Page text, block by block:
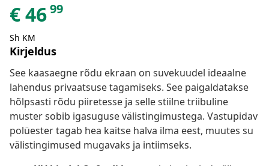
€4699
Sh KM
Kirjeldus
See kaasaegne rõdu ekraan on suvekuudel ideaalne
lahendus privaatsuse tagamiseks. See paigaldatakse
hõlpsasti rõdu piiretesse ja selle stiilne triibuline
muster sobib igasuguse välistingimustega. Vastupidav
polüester tagab hea kaitse halva ilma eest, muutes su
välistingimused mugavaks ja intiimseks.